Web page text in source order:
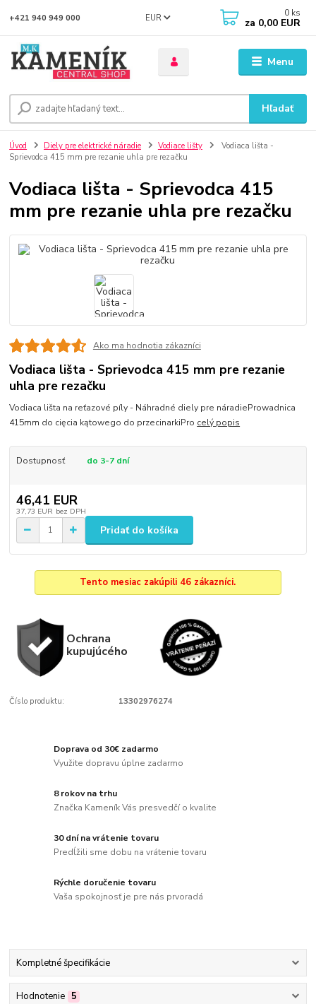
Menu
EUR
Hľadať
+421 940 949 000 0 ks
za 0,00 EUR
Úvod Diely pre elektrické náradie Vodiace lišty
Vodiaca lišta -
Sprievodca 415 mm pre rezanie uhla pre rezačku
Vodiaca lišta - Sprievodca 415
mm pre rezanie uhla pre rezačku
Ako ma hodnotia zákazníci
Vodiaca lišta - Sprievodca 415 mm pre rezanie
uhla pre rezačku
Vodiaca lišta na reťazové píly - Náhradné diely pre náradieProwadnica
415mm do cięcia kątowego do przecinarkiPro celý popis
Dostupnosť do 3-7 dní
46,41 EUR
37,73 EUR bez DPH
Pridať do košíka
Tento mesiac zakúpili 46 zákazníci.
Ochrana
kupujúcého
Číslo produktu: 13302976274
Doprava od 30€ zadarmo
Využite dopravu úplne zadarmo
8 rokov na trhu
Značka Kameník Vás presvedčí o kvalite
30 dní na vrátenie tovaru
Predĺžili sme dobu na vrátenie tovaru
Rýchle doručenie tovaru
Vaša spokojnosť je pre nás prvoradá
Kompletné špecifikácie
Hodnotenie 5